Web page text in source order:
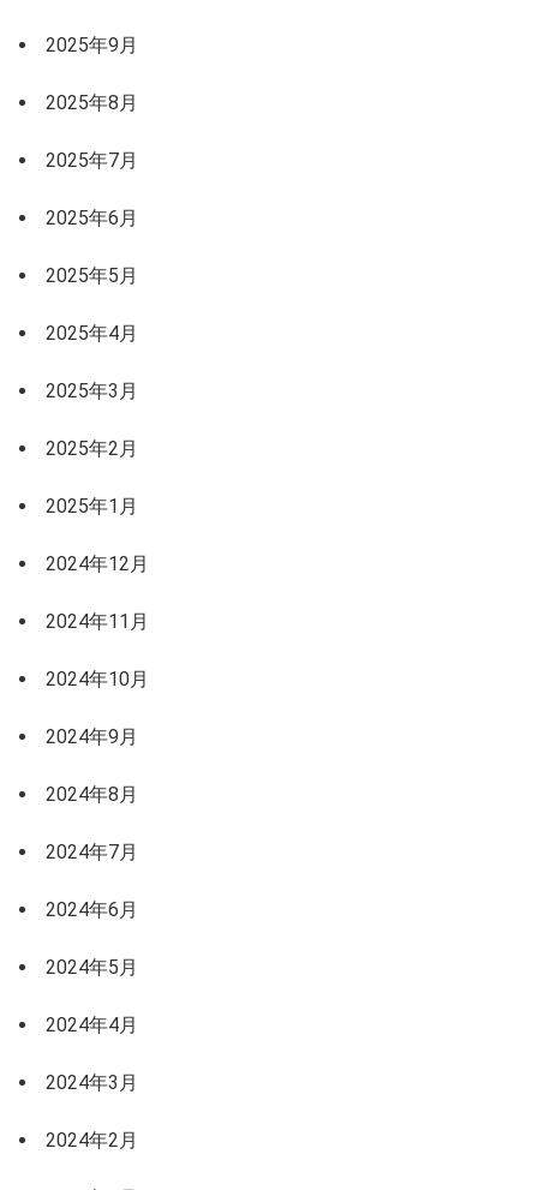
2025年9月
2025年8月
2025年7月
2025年6月
2025年5月
2025年4月
2025年3月
2025年2月
2025年1月
2024年12月
2024年11月
2024年10月
2024年9月
2024年8月
2024年7月
2024年6月
2024年5月
2024年4月
2024年3月
2024年2月